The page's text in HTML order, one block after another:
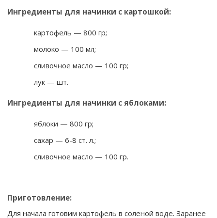
Ингредиенты для начинки с картошкой:
картофель — 800 гр;
молоко — 100 мл;
сливочное масло — 100 гр;
лук — шт.
Ингредиенты для начинки с яблоками:
яблоки — 800 гр;
сахар — 6-8 ст. л.;
сливочное масло — 100 гр.
Приготовление:
Для начала готовим картофель в соленой воде. Заранее